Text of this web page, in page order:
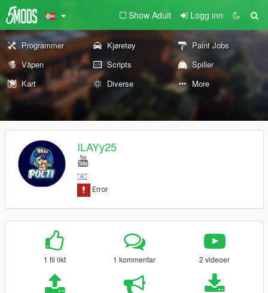
Show Adult Logg inn
Programmer Kjøretøy
Paint Jobs
Våpen
Scripts
Spiller
Kart
Diverse More
ILAYy25
1 fil likt 1 kommentar 2 videoer